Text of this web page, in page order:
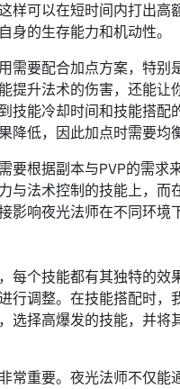
样可以在短时间内打出
身的生存能力和机动性。
需要配合加点方案，特
提升法术的伤害，还能
技能冷却时间和技能搭
降低，因此加点时需要均
要根据副本与PVP的需求
与法术控制的技能上，
影响夜光法师在不同环境
每个技能都有其独特的
行调整。在技能搭配时，
选择高爆发的技能，并
常重要。夜光法师不仅能